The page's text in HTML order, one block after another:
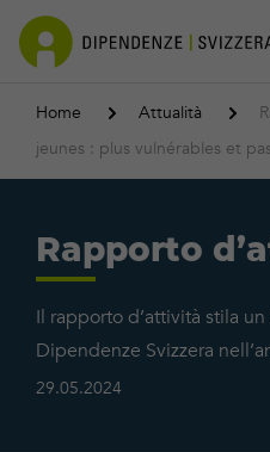
Home Attualità
jeunes : plus vulnérables et
Rapporto
Il rapporto d’attività stila
Dipendenze Svizzera
29.05.2024